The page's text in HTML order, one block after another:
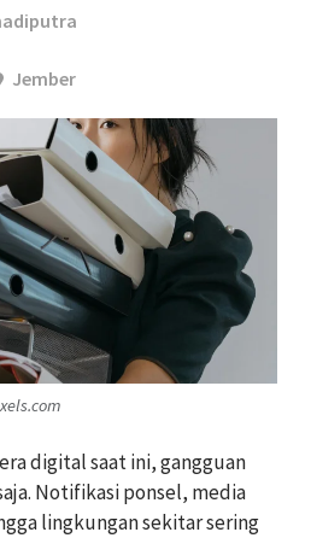
Jember
digital saat ini, gangguan
Notifikasi ponsel, media
lingkungan sekitar sering